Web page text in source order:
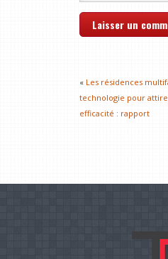
« Les résidences
technologie pour
efficacité : rapport